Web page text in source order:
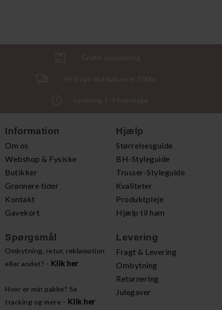
Gratis indpakning
Fri fragt ved køb over 500kr.
Levering 1-3 hverdage
Information
Om os
Webshop & Fysiske
Butikker
Grønnere tider
Kontakt
Gavekort
Hjælp
Størrelsesguide
BH-Styleguide
Trusser-Styleguide
Kvaliteter
Produktpleje
Hjælp til ham
Spørgsmål
Ombytning, retur, reklamation
eller andet? - Klik her
Hvor er min pakke? Se
tracking og mere - Klik her
Levering
Fragt & Levering
Ombytning
Returnering
Julegaver